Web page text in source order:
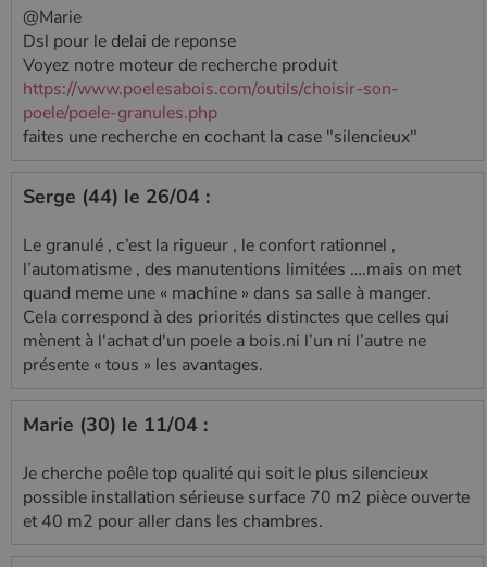
@Marie
Dsl pour le delai de reponse
Voyez notre moteur de recherche produit
https://www.poelesabois.com/outils/choisir-son-
poele/poele-granules.php
faites une recherche en cochant la case "silencieux"
Serge (44) le 26/04 :
Le granulé , c’est la rigueur , le confort rationnel ,
l’automatisme , des manutentions limitées ….mais on met
quand meme une « machine » dans sa salle à manger.
Cela correspond à des priorités distinctes que celles qui
mènent à l'achat d'un poele a bois.ni l’un ni l’autre ne
présente « tous » les avantages.
Marie (30) le 11/04 :
Je cherche poêle top qualité qui soit le plus silencieux
possible installation sérieuse surface 70 m2 pièce ouverte
et 40 m2 pour aller dans les chambres.